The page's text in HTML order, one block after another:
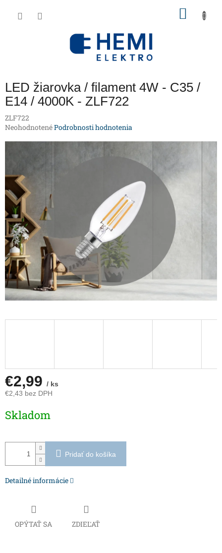
LED žiarovka / filament 4W - C35 /
E14 / 4000K - ZLF722
ZLF722
Priemerné
z
hviezdičiek.
NeohodnotenéPodrobnosti hodnotenia
€2,99 / ks
€2,43 bez DPH
cena:
Skladom
Pridať do košíka
Detailné informácie
OPÝTAŤ SA ZDIEĽAŤ